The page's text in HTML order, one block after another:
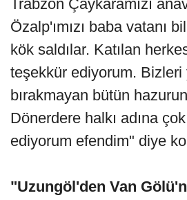
Trabzon Çaykaramızı
Özalp'ımızı baba vatanı
kök saldılar. Katılan
teşekkür ediyorum. Bizleri
bırakmayan bütün
Dönerdere halkı adına
ediyorum efendim" diye
"Uzungöl'den Van